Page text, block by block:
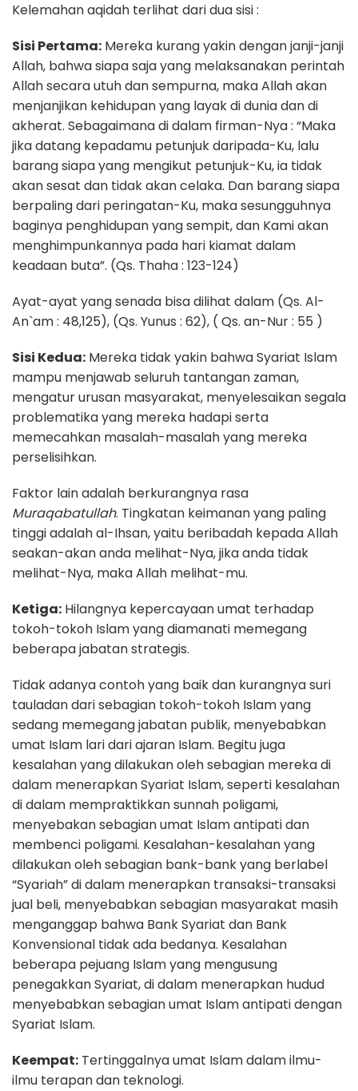
Kelemahan aqidah terlihat dari dua sisi :
Sisi Pertama: Mereka kurang yakin dengan janji-janji
Allah, bahwa siapa saja yang melaksanakan perintah
Allah secara utuh dan sempurna, maka Allah akan
menjanjikan kehidupan yang layak di dunia dan di
akherat. Sebagaimana di dalam firman-Nya : “Maka
jika datang kepadamu petunjuk daripada-Ku, lalu
barang siapa yang mengikut petunjuk-Ku, ia tidak
akan sesat dan tidak akan celaka. Dan barang siapa
berpaling dari peringatan-Ku, maka sesungguhnya
baginya penghidupan yang sempit, dan Kami akan
menghimpunkannya pada hari kiamat dalam
keadaan buta”. (Qs. Thaha : 123-124)
Ayat-ayat yang senada bisa dilihat dalam (Qs. Al-
An`am : 48,125), (Qs. Yunus : 62), ( Qs. an-Nur : 55 )
Sisi Kedua: Mereka tidak yakin bahwa Syariat Islam
mampu menjawab seluruh tantangan zaman,
mengatur urusan masyarakat, menyelesaikan segala
problematika yang mereka hadapi serta
memecahkan masalah-masalah yang mereka
perselisihkan.
Faktor lain adalah berkurangnya rasa
Muraqabatullah. Tingkatan keimanan yang paling
tinggi adalah al-Ihsan, yaitu beribadah kepada Allah
seakan-akan anda melihat-Nya, jika anda tidak
melihat-Nya, maka Allah melihat-mu.
Ketiga: Hilangnya kepercayaan umat terhadap
tokoh-tokoh Islam yang diamanati memegang
beberapa jabatan strategis.
Tidak adanya contoh yang baik dan kurangnya suri
tauladan dari sebagian tokoh-tokoh Islam yang
sedang memegang jabatan publik, menyebabkan
umat Islam lari dari ajaran Islam. Begitu juga
kesalahan yang dilakukan oleh sebagian mereka di
dalam menerapkan Syariat Islam, seperti kesalahan
di dalam mempraktikkan sunnah poligami,
menyebakan sebagian umat Islam antipati dan
membenci poligami. Kesalahan-kesalahan yang
dilakukan oleh sebagian bank-bank yang berlabel
“Syariah” di dalam menerapkan transaksi-transaksi
jual beli, menyebabkan sebagian masyarakat masih
menganggap bahwa Bank Syariat dan Bank
Konvensional tidak ada bedanya. Kesalahan
beberapa pejuang Islam yang mengusung
penegakkan Syariat, di dalam menerapkan hudud
menyebabkan sebagian umat Islam antipati dengan
Syariat Islam.
Keempat: Tertinggalnya umat Islam dalam ilmu-
ilmu terapan dan teknologi.